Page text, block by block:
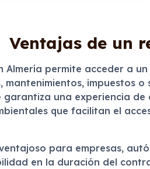
Ventajas de un
Almería permite acceder a
mantenimientos, impuestos
una experiencia
que facilitan el
para empresas,
en la duración del